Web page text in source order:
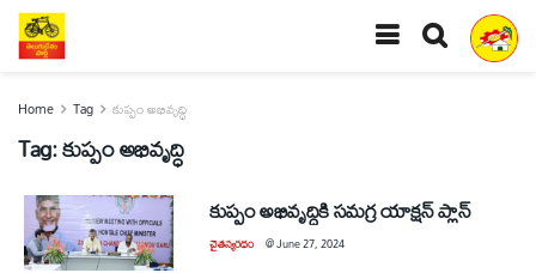
Home Tag కుప్పం అభివృద్ధి
Tag:కుప్పం అభివృద్ధి
కుప్పం అభివృద్ధికి సమగ్ర యాక్షన్‌ ప్లాన్‌
చైతన్యరధం @June 27, 2024